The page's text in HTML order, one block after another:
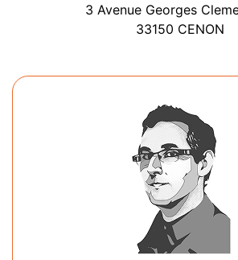
3 Avenue Georges
33150 CENON